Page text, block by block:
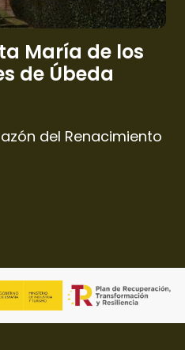
María de los
de Úbeda
del Renacimiento